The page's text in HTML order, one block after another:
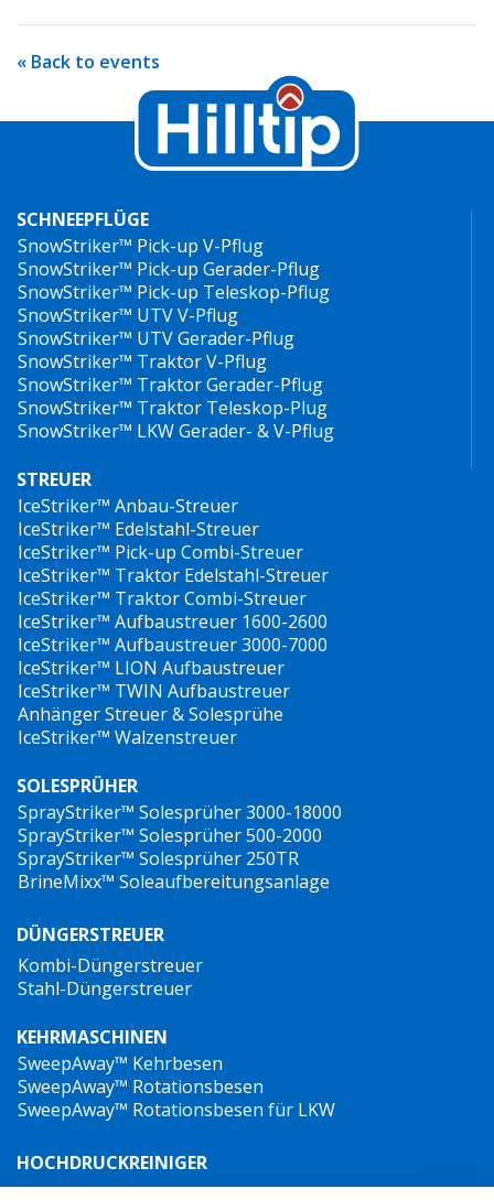
« Back to events
SCHNEEPFLÜGE
SnowStriker™ Pick-up V-Pflug
SnowStriker™ Pick-up Gerader-Pflug
SnowStriker™ Pick-up Teleskop-Pflug
SnowStriker™ UTV V-Pflug
SnowStriker™ UTV Gerader-Pflug
SnowStriker™ Traktor V-Pflug
SnowStriker™ Traktor Gerader-Pflug
SnowStriker™ Traktor Teleskop-Plug
SnowStriker™ LKW Gerader- & V-Pflug
STREUER
IceStriker™ Anbau-Streuer
IceStriker™ Edelstahl-Streuer
IceStriker™ Pick-up Combi-Streuer
IceStriker™ Traktor Edelstahl-Streuer
IceStriker™ Traktor Combi-Streuer
IceStriker™ Aufbaustreuer 1600-2600
IceStriker™ Aufbaustreuer 3000-7000
IceStriker™ LION Aufbaustreuer
IceStriker™ TWIN Aufbaustreuer
Anhänger Streuer & Solesprühe
IceStriker™ Walzenstreuer
SOLESPRÜHER
SprayStriker™ Solesprüher 3000-18000
SprayStriker™ Solesprüher 500-2000
SprayStriker™ Solesprüher 250TR
BrineMixx™ Soleaufbereitungsanlage
DÜNGERSTREUER
Kombi-Düngerstreuer
Stahl-Düngerstreuer
KEHRMASCHINEN
SweepAway™ Kehrbesen
SweepAway™ Rotationsbesen
SweepAway™ Rotationsbesen für LKW
HOCHDRUCKREINIGER
TowJet-it™ Anhänger-Heißwasser-Hochdruckreiniger